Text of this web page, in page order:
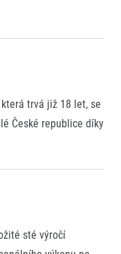
trvá již 18 let, se
České republice díky
sté výročí